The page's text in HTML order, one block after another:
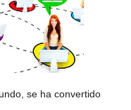
, se ha convertido